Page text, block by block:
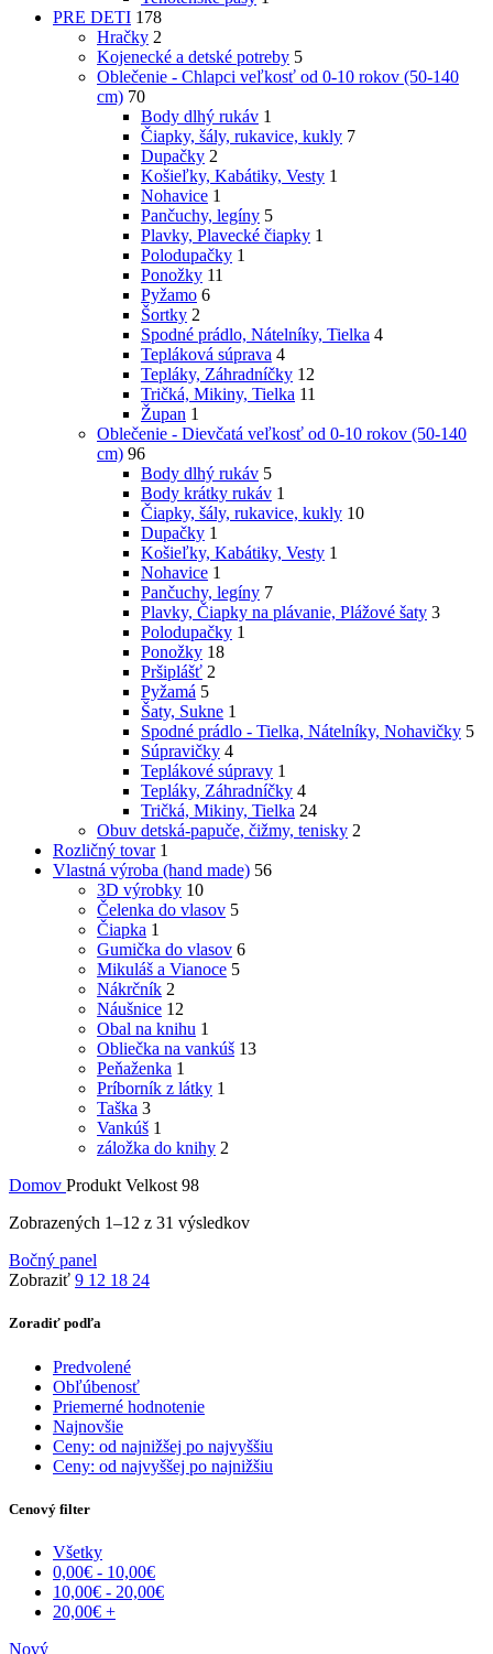
PRE DETI 178
Hračky 2
Kojenecké a detské potreby 5
Oblečenie - Chlapci veľkosť od 0-10 rokov (50-140
cm) 70
Body dlhý rukáv 1
Čiapky, šály, rukavice, kukly 7
Dupačky 2
Košieľky, Kabátiky, Vesty 1
Nohavice 1
Pančuchy, legíny 5
Plavky, Plavecké čiapky 1
Polodupačky 1
Ponožky 11
Pyžamo 6
Šortky 2
Spodné prádlo, Nátelníky, Tielka 4
Tepláková súprava 4
Tepláky, Záhradníčky 12
Tričká, Mikiny, Tielka 11
Župan 1
Oblečenie - Dievčatá veľkosť od 0-10 rokov (50-140
cm) 96
Body dlhý rukáv 5
Body krátky rukáv 1
Čiapky, šály, rukavice, kukly 10
Dupačky 1
Košieľky, Kabátiky, Vesty 1
Nohavice 1
Pančuchy, legíny 7
Plavky, Čiapky na plávanie, Plážové šaty 3
Polodupačky 1
Ponožky 18
Pršiplášť 2
Pyžamá 5
Šaty, Sukne 1
Spodné prádlo - Tielka, Nátelníky, Nohavičky 5
Súpravičky 4
Teplákové súpravy 1
Tepláky, Záhradníčky 4
Tričká, Mikiny, Tielka 24
Obuv detská-papuče, čižmy, tenisky 2
Rozličný tovar 1
Vlastná výroba (hand made) 56
3D výrobky 10
Čelenka do vlasov 5
Čiapka 1
Gumička do vlasov 6
Mikuláš a Vianoce 5
Nákrčník 2
Náušnice 12
Obal na knihu 1
Obliečka na vankúš 13
Peňaženka 1
Príborník z látky 1
Taška 3
Vankúš 1
záložka do knihy 2
Domov Produkt Velkost 98
Zobrazených 1–12 z 31 výsledkovZoradené
Bočný panel
Zobraziť 9 12 18 24
Zoradiť podľa
Predvolené
Obľúbenosť
Priemerné hodnotenie
Najnovšie
Ceny: od najnižšej po najvyššiu
Ceny: od najvyššej po najnižšiu
Cenový filter
Všetky
0,00€ - 10,00€
10,00€ - 20,00€
20,00€ +
Nový